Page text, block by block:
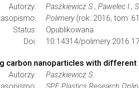
Autorzy:
Paszkiewicz S., Pawelec I.,
Polimery(rok: 2016, tom:
Status:
Opublikowana
Doi:
10.14314/
carbon nanoparticles with
Autorzy:
Paszkiewicz S.